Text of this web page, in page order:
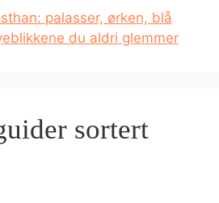
palasser, ørken, blå
du aldri glemmer
sortert